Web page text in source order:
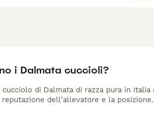
i Dalmata cuccioli?
di Dalmata di razza pura in
dell'allevatore e la posizione.